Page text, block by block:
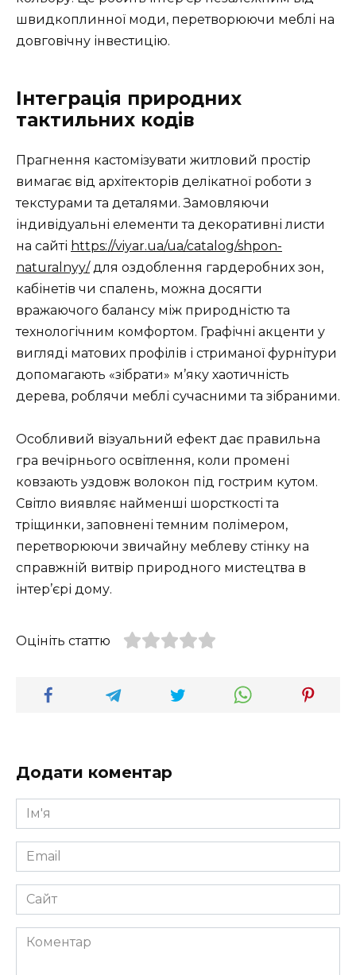
швидкоплинної моди, перетворюючи меблі на
довговічну інвестицію.
Інтеграція природних
тактильних кодів
Прагнення кастомізувати житловий простір
вимагає від архітекторів делікатної роботи з
текстурами та деталями. Замовляючи
індивідуальні елементи та декоративні листи
на сайті https://viyar.ua/ua/catalog/shpon-
naturalnyy/для оздоблення гардеробних зон,
кабінетів чи спалень, можна досягти
вражаючого балансу між природністю та
технологічним комфортом. Графічні акценти у
вигляді матових профілів і стриманої фурнітури
допомагають «зібрати» м’яку хаотичність
дерева, роблячи меблі сучасними та зібраними.
Особливий візуальний ефект дає правильна
гра вечірнього освітлення, коли промені
ковзають уздовж волокон під гострим кутом.
Світло виявляє найменші шорсткості та
тріщинки, заповнені темним полімером,
перетворюючи звичайну меблеву стінку на
справжній витвір природного мистецтва в
інтер’єрі дому.
Оцініть статтю
Додати коментар
Ім'я
*
Email
*
Сайт
Коментар